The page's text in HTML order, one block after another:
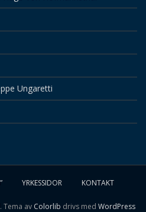
Ungaretti
YRKESSIDOR KONTAKT
Tema av Colorlib drivs med WordPress